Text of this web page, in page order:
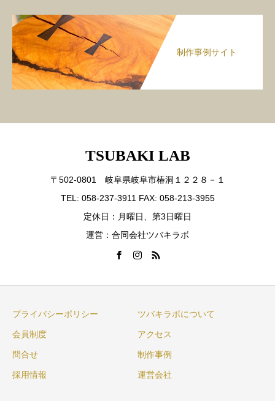
制作事例サイト
TSUBAKI LAB
〒502-0801 岐阜県岐阜市椿洞１２２８－１
TEL: 058-237-3911 FAX: 058-213-3955
定休日：月曜日、第3日曜日
運営：合同会社ツバキラボ
プライバシーポリシー ツバキラボについて
会員制度 アクセス
問合せ 制作事例
採用情報 運営会社